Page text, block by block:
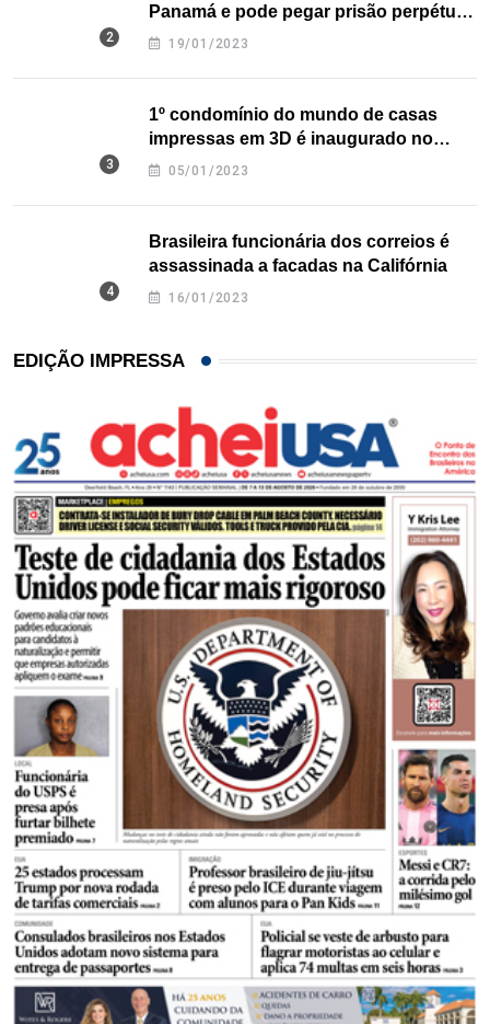
Panamá e pode pegar prisão perpétua
nos EUA
19/01/2023
1º condomínio do mundo de casas
impressas em 3D é inaugurado no
Texas
05/01/2023
Brasileira funcionária dos correios é
assassinada a facadas na Califórnia
16/01/2023
EDIÇÃO IMPRESSA